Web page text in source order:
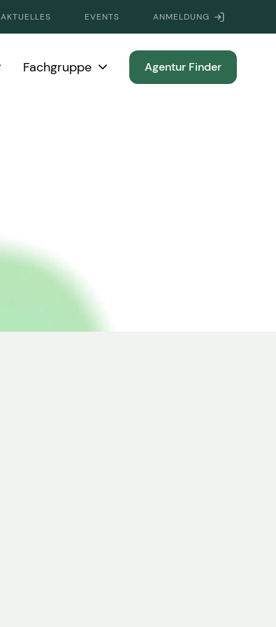
ANMELDUNG
AKTUELLES EVENTS
Fachgruppe Agentur Finder